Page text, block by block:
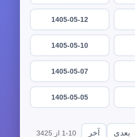
1405-05-12
1405-05-10
1405-05-07
1405-05-05
بعدی آخر 1-10 از 3425